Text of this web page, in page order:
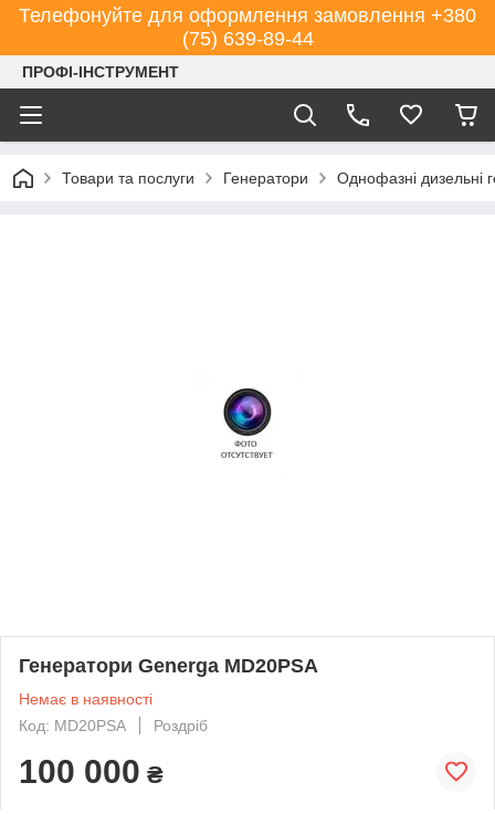
Телефонуйте для оформлення замовлення +380
(75) 639-89-44
ПРОФІ-ІНСТРУМЕНТ
Товари та послуги Генератори Однофазні дизельні
Генератори Generga MD20PSA
Немає в наявності
Код: MD20PSA
Роздріб
100 000 ₴